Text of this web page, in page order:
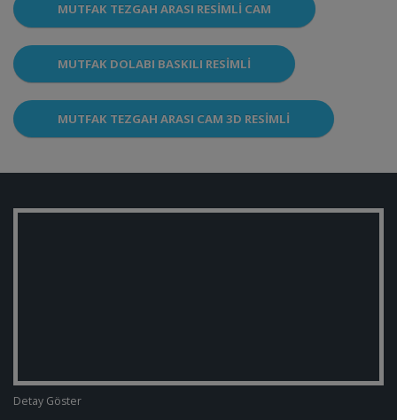
MUTFAK TEZGAH ARASI RESIMLI CAM
MUTFAK DOLABI BASKILI RESIMLI
MUTFAK TEZGAH ARASI CAM 3D RESIMLI
Detay Göster